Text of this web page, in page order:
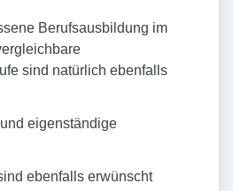
Berufsausbildung im
sind natürlich ebenfalls
eigenständige
ebenfalls erwünscht